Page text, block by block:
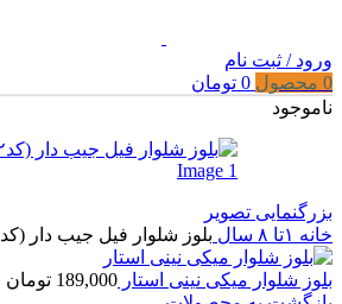
ورود / ثبت نام
0 محصول 0 تومان
ناموجود
بزرگنمایی تصویر
خانه ۱تا ۸ سال بلوز شلوار فیل جیب دار (کد۱۲۲)
بلوز شلوار میکی نینی استار 189,000 تومان